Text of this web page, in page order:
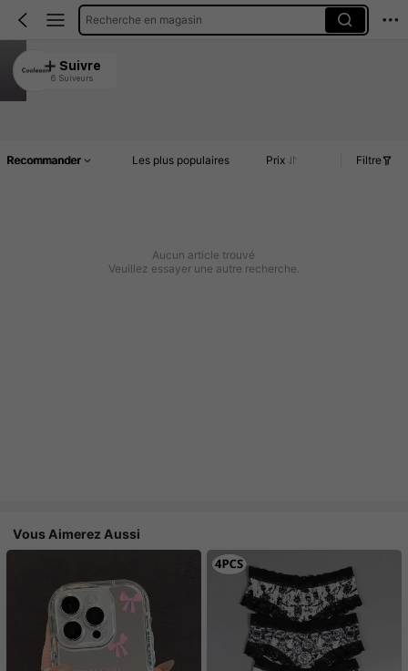
Recherche en magasin
Cooleeon
4.25
Suivre
6 Suiveurs
Recommander Les plus populaires Prix Filtre
Aucun article trouvé
Veuillez essayer une autre recherche.
Vous Aimerez Aussi